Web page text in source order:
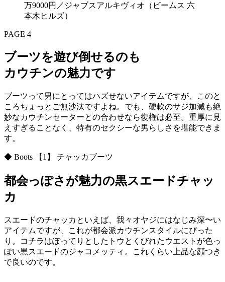
万9000円／ジャブスアルキヴィオ（ビームス 六
本木ヒルズ）
PAGE 4
ブーツを遊び倒せるのも
カウチンの魅力です
ブーツって男にとってはハズせないアイテムですが、このと
ころちょっとご無沙汰ですよね。でも、硬軟のサジ加減も絶
妙なカウチンセーターとの合わせなら復権は必至。重厚に見
えすぎることなく、特有のセクシーな男らしさを堪能できま
す。
◆ Boots 【1】 チャッカブーツ
都会っぽさが魅力の黒スエードチャッ
カ
スエードのチャッカといえば、我々オヤジにはなじみ深〜い
アイテムですが、これが都会派カウチンスタイルにぴった
り。コチラはぽってりとしたトウとくびれたウエストが色っ
ぽい黒スエードのジャコメッティ。これくらい上品な顔つき
で良いのです。